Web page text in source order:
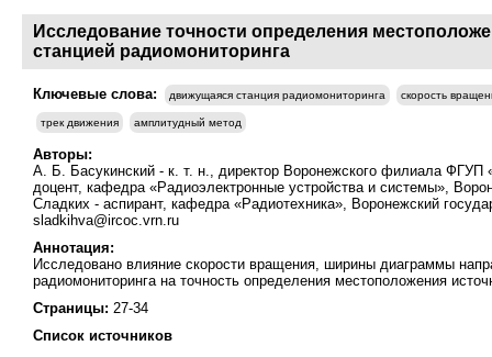
Исследование точности определения
станцией радиомониторинга
Ключевые слова: движущаяся станция радиомониторинга скорость
трек движения амплитудный метод
Авторы:
А. Б. Басукинский - к. т. н., директор Воронежского филиала
доцент, кафедра «Радиоэлектронные устройства и системы»,
Сладких - аспирант, кафедра «Радиотехника», Воронежский
sladkihva@ircoc.vrn.ru
Аннотация:
Исследовано влияние скорости вращения, ширины диаграммы
радиомониторинга на точность определения местоположения
Страницы: 27-34
Список источников